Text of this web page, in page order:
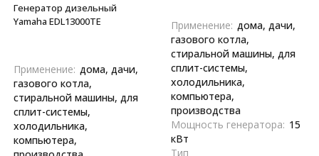
Генератор дизельный
Yamaha EDL13000TE
Применение: дома, дачи,
газового котла,
стиральной машины, для
сплит-системы,
холодильника,
компьютера,
Применение: дома, дачи,
газового котла,
стиральной машины, для
сплит-системы,
холодильника,
компьютера,
производства
Мощность генератора: 15
кВт
Тип